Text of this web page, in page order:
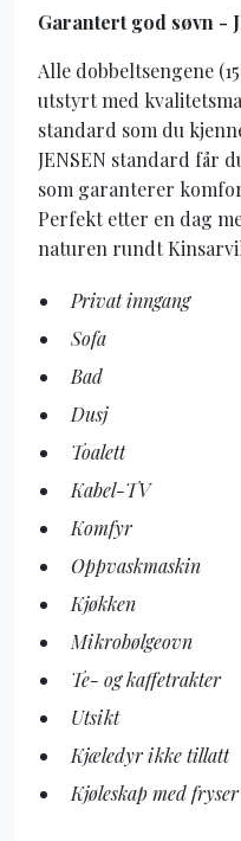
Garantert god søvn -
Alle dobbeltsengene
utstyrt med
standard som du
JENSEN standard får
som garanterer
Perfekt etter en dag
naturen rundt
Privat inngang
Sofa
Bad
Dusj
Toalett
Kabel-TV
Komfyr
Oppvaskmaskin
Kjøkken
Mikrobølgeovn
Te- og kaffetrakter
Utsikt
Kjæledyr ikke tillatt
Kjøleskap med fryser